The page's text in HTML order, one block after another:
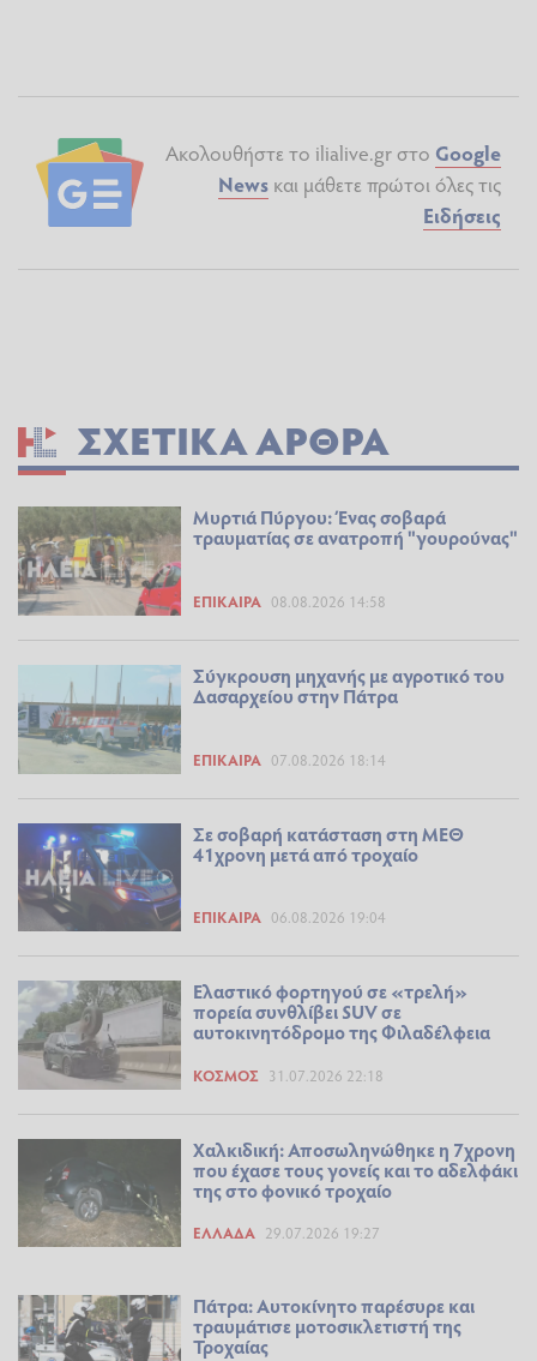
Ακολουθήστε το ilialive.gr στο Google
News και μάθετε πρώτοι όλες τις
Ειδήσεις
ΣΧΕΤΙΚΆ ΆΡΘΡΑ
Μυρτιά Πύργου: Ένας σοβαρά
τραυματίας σε ανατροπή "γουρούνας"
ΕΠΊΚΑΙΡΑ 08.08.2026 14:58
Σύγκρουση μηχανής με αγροτικό του
Δασαρχείου στην Πάτρα
ΕΠΊΚΑΙΡΑ 07.08.2026 18:14
Σε σοβαρή κατάσταση στη ΜΕΘ
41χρονη μετά από τροχαίο
ΕΠΊΚΑΙΡΑ 06.08.2026 19:04
Ελαστικό φορτηγού σε «τρελή»
πορεία συνθλίβει SUV σε
αυτοκινητόδρομο της Φιλαδέλφεια
ΚΌΣΜΟΣ 31.07.2026 22:18
Χαλκιδική: Αποσωληνώθηκε η 7χρονη
που έχασε τους γονείς και το αδελφάκι
της στο φονικό τροχαίο
ΕΛΛΆΔΑ 29.07.2026 19:27
Πάτρα: Αυτοκίνητο παρέσυρε και
τραυμάτισε μοτοσικλετιστή της
Τροχαίας